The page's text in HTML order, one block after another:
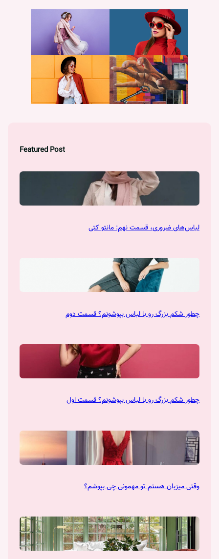
Featured Post
لباس‌های ضروری، قسمت نهم: مانتو کتی
چطور شکم بزرگ رو با لباس بپوشونم؟ قسمت دوم
چطور شکم بزرگ رو با لباس بپوشونم؟ قسمت اول
وقتی میزبان هستم تو مهمونی چی بپوشم؟